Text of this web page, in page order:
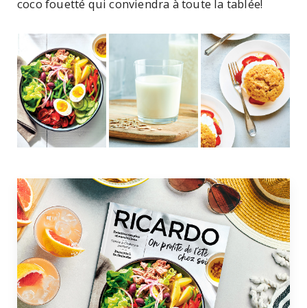
coco fouetté qui conviendra à toute la tablée!